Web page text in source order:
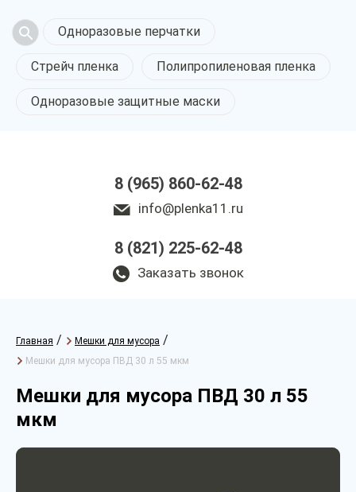
Одноразовые перчатки
Стрейч пленка Полипропиленовая пленка
Одноразовые защитные маски
8 (965) 860-62-48
info@plenka11.ru
8 (821) 225-62-48
Заказать звонок
Главная / Мешки для мусора /
Мешки для мусора ПВД 30 л 55 мкм
Мешки для мусора ПВД 30 л 55
мкм